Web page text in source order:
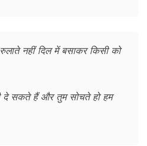
नहीं दिल में बसाकर किसी को
दे सकते हैं और तुम सोचते हो हम